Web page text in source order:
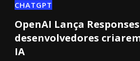
CHATGPT
OpenAI Lança
desenvolvedores
IA